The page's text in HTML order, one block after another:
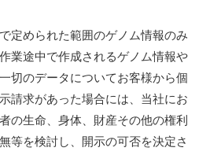
定められた範囲のゲノム情報のみ
業途中で作成されるゲノム情報や
切のデータについてお客様から個
請求があった場合には、当社にお
の生命、身体、財産その他の権利
等を検討し、開示の可否を決定さ